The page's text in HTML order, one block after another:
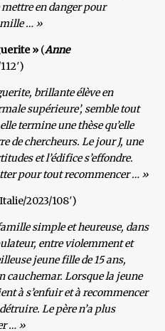
en danger pour
… »
» (Anne
brillante élève en
supérieure’, semble tout
termine une thèse qu’elle
de chercheurs. Le jour J, une
et l’édifice s’effondre.
pour tout recommencer … »
2023/108′)
simple et heureuse, dans
entre violemment et
jeune fille de 15 ans,
cauchemar. Lorsque la jeune
à s’enfuir et à recommencer
Le père n’a plus
… »